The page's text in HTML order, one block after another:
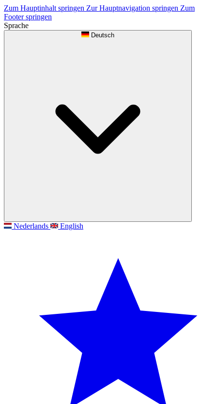
Zum Hauptinhalt springen Zur Hauptnavigation springen Zum
Footer springen
Sprache
Deutsch
Nederlands English